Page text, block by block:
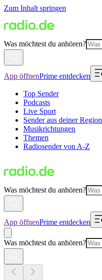
Zum Inhalt springen
Was möchtest du anhören?
App öffnenPrime entdecken
Top Sender
Podcasts
Live Sport
Sender aus deiner Region
Musikrichtungen
Themen
Radiosender von A-Z
Was möchtest du anhören?
App öffnenPrime entdecken
Was möchtest du anhören?